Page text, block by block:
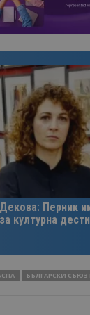
Перник
за културна
БЪЛГАРСКИ